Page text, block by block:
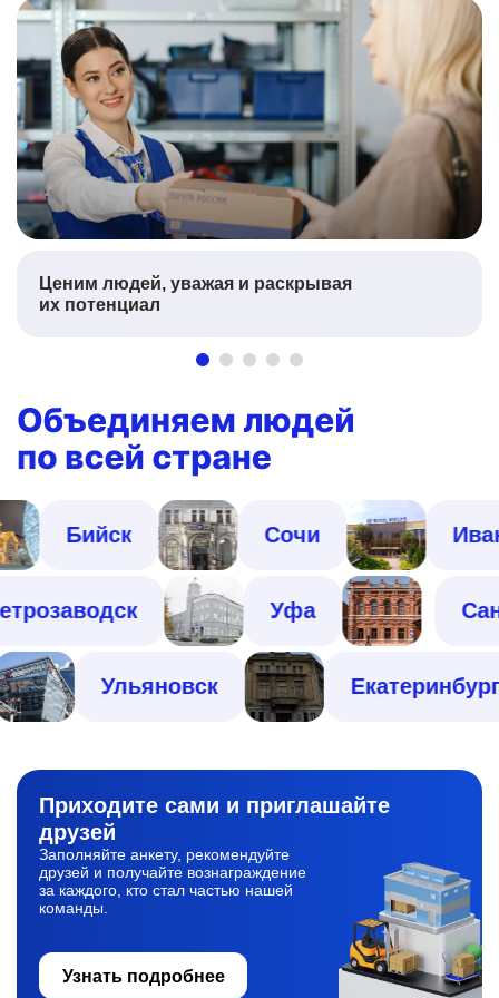
Ценим людей, уважая и раскрывая
их потенциал
Бийск Сочи Иваново
Петрозаводск Уфа
Ульяновск Екатеринбург
Приходите сами и приглашайте
друзей
Заполняйте анкету, рекомендуйте
друзей и получайте вознаграждение
за каждого, кто стал частью нашей
команды.
Узнать подробнее